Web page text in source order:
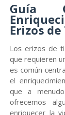
Guía
Erizos
Los erizos de
que requieren
es común
el
que a
ofrecemos
enriquecer la